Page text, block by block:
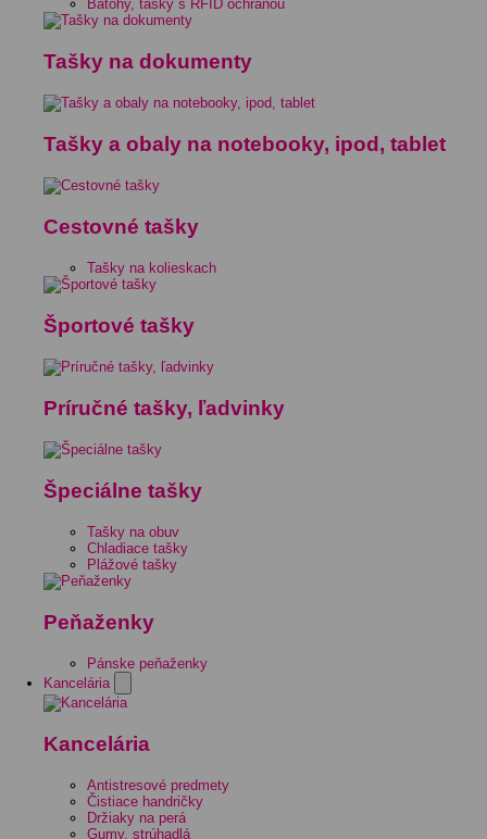
Batohy, tašky s RFID ochranou
Tašky na dokumenty
Tašky a obaly na notebooky, ipod, tablet
Cestovné tašky
Tašky na kolieskach
Športové tašky
Príručné tašky, ľadvinky
Špeciálne tašky
Tašky na obuv
Chladiace tašky
Plážové tašky
Peňaženky
Pánske peňaženky
Kancelária
Kancelária
Antistresové predmety
Čistiace handričky
Držiaky na perá
Gumy, strúhadlá